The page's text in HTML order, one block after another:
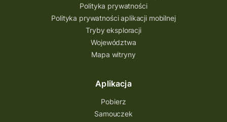
Partnerstwo Questingu
Park Etnograficzny w Tokarni
Park Etnograficzny
natura
mazowieckie
Hutniczy Ostrowiec
gry terenowe
Polityka prywatności
Polityka prywatności aplikacji mobilnej
Tryby eksploracji
Województwa
Mapa witryny
Aplikacja
Pobierz
Samouczek